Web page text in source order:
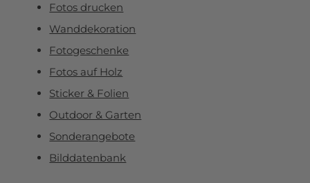
Fotos drucken
Wanddekoration
Fotogeschenke
Fotos auf Holz
Sticker & Folien
Outdoor & Garten
Sonderangebote
Bilddatenbank